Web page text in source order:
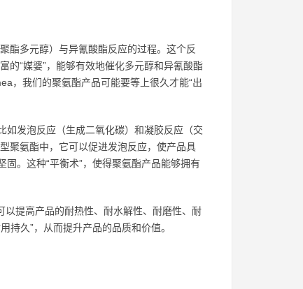
酯多元醇）与异氰酸酯反应的过程。这个反
的“媒婆”，能够有效地催化多元醇和异氰酸酯
，我们的聚氨酯产品可能要等上很久才能“出
如发泡反应（生成二氧化碳）和凝胶反应（交
聚氨酯中，它可以促进发泡反应，使产品具
。这种“平衡术”，使得聚氨酯产品能够拥有
提高产品的耐热性、耐水解性、耐磨性、耐
持久”，从而提升产品的品质和价值。